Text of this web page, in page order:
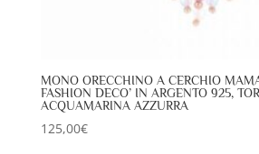
MONO ORECCHINO A CERCHIO
FASHION DECO’ IN ARGENTO 925,
ACQUAMARINA AZZURRA
125,00€